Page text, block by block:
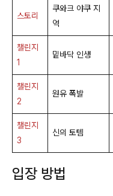
스토리
쿠와크 야쿠 지
역
챌린지
1
밑바닥 인생
챌린지
2
원유 폭발
챌린지
3
신의 토템
입장 방법